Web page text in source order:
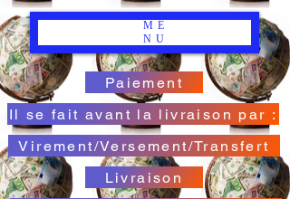
ME
NU
Paiement
Virement/Versement/Transfert
Livraison
Il se fait avant la livraison par :